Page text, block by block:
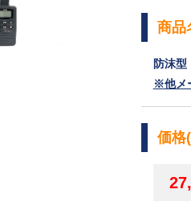
商品
防沫
※他メ
価格